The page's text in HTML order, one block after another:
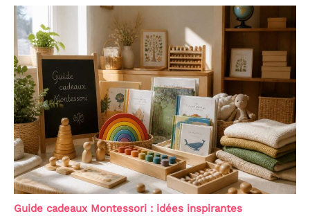
Guide cadeaux Montessori : idées inspirantes